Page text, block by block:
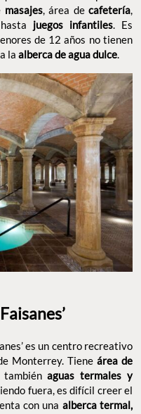
masajes, área de cafetería,
juegos infantiles. Es
de 12 años no tienen
la alberca de agua dulce.
es un centro recreativo
Monterrey. Tieneárea de
aguas termales y
fuera, es difícil creer el
con una alberca termal,